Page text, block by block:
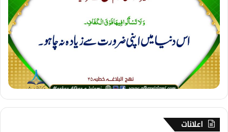
ک
ف
ا
ی
ت
ش
ع
ا
ر
ی
اعلانات